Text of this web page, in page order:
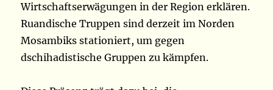
Wirtschaftserwägungen in der Region erklären.
Ruandische Truppen sind derzeit im Norden
Mosambiks stationiert, um gegen
dschihadistische Gruppen zu kämpfen.